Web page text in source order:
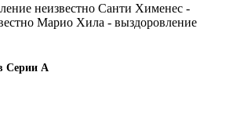
неизвестно Санти Хименес -
Марио Хила - выздоровление
Серии А